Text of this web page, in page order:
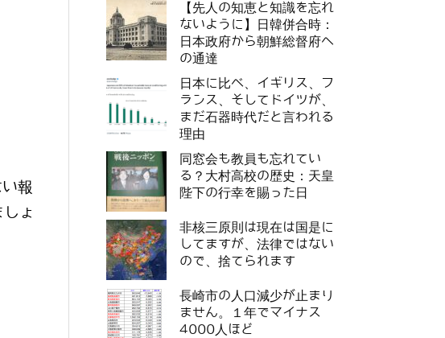
報
ょ
【先人の知恵と知識を忘れ
ないように】日韓併合時：
日本政府から朝鮮総督府へ
の通達
日本に比べ、イギリス、フ
ランス、そしてドイツが、
まだ石器時代だと言われる
理由
同窓会も教員も忘れてい
る？大村高校の歴史：天皇
陛下の行幸を賜った日
非核三原則は現在は国是に
してますが、法律ではない
ので、捨てられます
長崎市の人口減少が止まり
ません。１年でマイナス
4000人ほど